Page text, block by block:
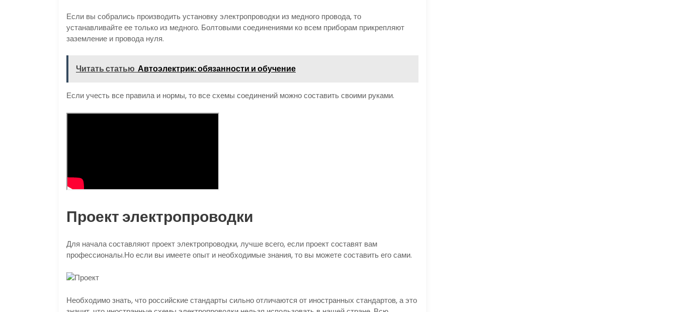
Если вы собрались производить установку электропроводки из медного провода, то
устанавливайте ее только из медного. Болтовыми соединениями ко всем приборам прикрепляют
заземление и провода нуля.
Читать статью Автоэлектрик: обязанности и обучение
Если учесть все правила и нормы, то все схемы соединений можно составить своими руками.
Проект электропроводки
Для начала составляют проект электропроводки, лучше всего, если проект составят вам
профессионалы.Но если вы имеете опыт и необходимые знания, то вы можете составить его сами.
Необходимо знать, что российские стандарты сильно отличаются от иностранных стандартов, а это